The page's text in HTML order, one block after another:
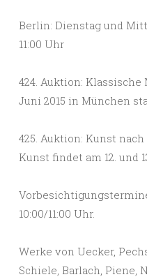
Berlin: Dienstag und
11:00 Uhr
424. Auktion: Klassische
Juni 2015 in München
425. Auktion: Kunst
Kunst findet am 12. und
10:00/11:00 Uhr.
Werke von Uecker,
Schiele, Barlach, Piene,